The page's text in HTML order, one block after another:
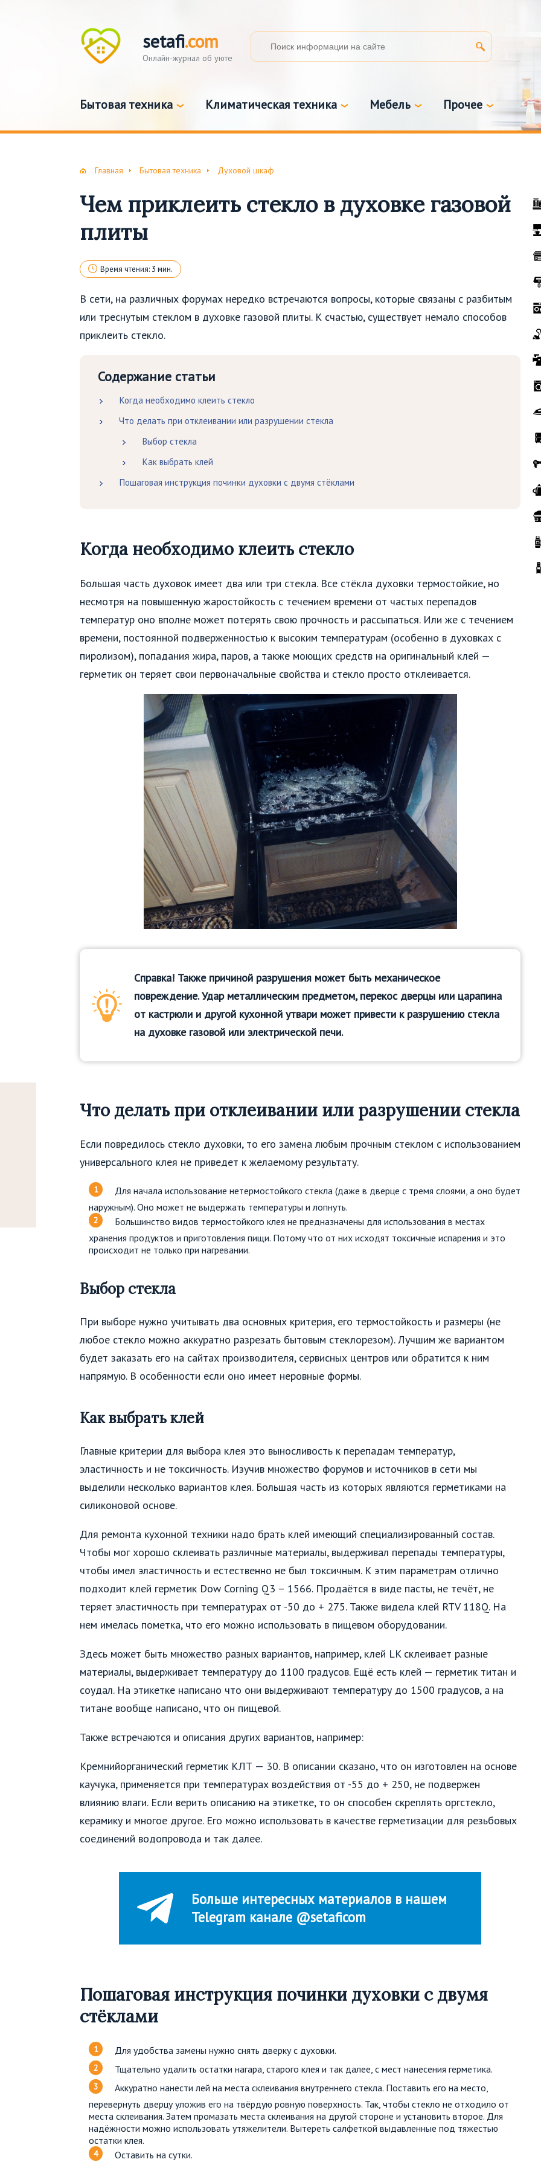
setafi.com
Онлайн-журнал об уюте
Бытовая техника Климатическая техника Мебель Прочее
Главная Бытовая техника Духовой шкаф
Чем приклеить стекло в духовке газовой
плиты
Время чтения: 3 мин.
В сети, на различных форумах нередко встречаются вопросы, которые связаны с разбитым
или треснутым стеклом в духовке газовой плиты. К счастью, существует немало способов
приклеить стекло.
Содержание статьи
Когда необходимо клеить стекло
Что делать при отклеивании или разрушении стекла
Выбор стекла
Как выбрать клей
Пошаговая инструкция починки духовки с двумя стёклами
Когда необходимо клеить стекло
Большая часть духовок имеет два или три стекла. Все стёкла духовки термостойкие, но
несмотря на повышенную жаростойкость с течением времени от частых перепадов
температур оно вполне может потерять свою прочность и рассыпаться. Или же с течением
времени, постоянной подверженностью к высоким температурам (особенно в духовках с
пиролизом), попадания жира, паров, а также моющих средств на оригинальный клей —
герметик он теряет свои первоначальные свойства и стекло просто отклеивается.
Справка! Также причиной разрушения может быть механическое
повреждение. Удар металлическим предметом, перекос дверцы или царапина
от кастрюли и другой кухонной утвари может привести к разрушению стекла
на духовке газовой или электрической печи.
Что делать при отклеивании или разрушении стекла
Если повредилось стекло духовки, то его замена любым прочным стеклом с использованием
универсального клея не приведет к желаемому результату.
Для начала использование нетермостойкого стекла (даже в дверце с тремя слоями, а оно будет
наружным). Оно может не выдержать температуры и лопнуть.
Большинство видов термостойкого клея не предназначены для использования в местах
хранения продуктов и приготовления пищи. Потому что от них исходят токсичные испарения и это
происходит не только при нагревании.
Выбор стекла
При выборе нужно учитывать два основных критерия, его термостойкость и размеры (не
любое стекло можно аккуратно разрезать бытовым стеклорезом). Лучшим же вариантом
будет заказать его на сайтах производителя, сервисных центров или обратится к ним
напрямую. В особенности если оно имеет неровные формы.
Как выбрать клей
Главные критерии для выбора клея это выносливость к перепадам температур,
эластичность и не токсичность. Изучив множество форумов и источников в сети мы
выделили несколько вариантов клея. Большая часть из которых являются герметиками на
силиконовой основе.
Для ремонта кухонной техники надо брать клей имеющий специализированный состав.
Чтобы мог хорошо склеивать различные материалы, выдерживал перепады температуры,
чтобы имел эластичность и естественно не был токсичным. К этим параметрам отлично
подходит клей герметик Dow Corning Q3 – 1566. Продаётся в виде пасты, не течёт, не
теряет эластичность при температурах от -50 до + 275. Также видела клей RTV 118Q. На
нем имелась пометка, что его можно использовать в пищевом оборудовании.
Здесь может быть множество разных вариантов, например, клей LK склеивает разные
материалы, выдерживает температуру до 1100 градусов. Ещё есть клей — герметик титан и
соудал. На этикетке написано что они выдерживают температуру до 1500 градусов, а на
титане вообще написано, что он пищевой.
Также встречаются и описания других вариантов, например:
Кремнийорганический герметик КЛТ — 30. В описании сказано, что он изготовлен на основе
каучука, применяется при температурах воздействия от -55 до + 250, не подвержен
влиянию влаги. Если верить описанию на этикетке, то он способен скреплять оргстекло,
керамику и многое другое. Его можно использовать в качестве герметизации для резьбовых
соединений водопровода и так далее.
Больше интересных материалов в нашем
Telegram канале @setaficom
Пошаговая инструкция починки духовки с двумя
стёклами
Для удобства замены нужно снять дверку с духовки.
Тщательно удалить остатки нагара, старого клея и так далее, с мест нанесения герметика.
Аккуратно нанести лей на места склеивания внутреннего стекла. Поставить его на место,
перевернуть дверцу уложив его на твёрдую ровную поверхность. Так, чтобы стекло не отходило от
места склеивания. Затем промазать места склеивания на другой стороне и установить второе. Для
надёжности можно использовать утяжелители. Вытереть салфеткой выдавленные под тяжестью
остатки клея.
Оставить на сутки.